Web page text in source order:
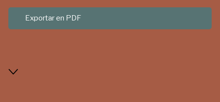
Exportar en PDF